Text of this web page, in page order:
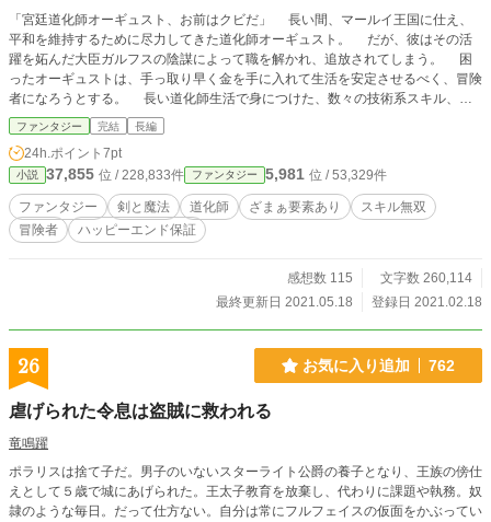
「宮廷道化師オーギュスト、お前はクビだ」 長い間、マールイ王国に仕え、
平和を維持するために尽力してきた道化師オーギュスト。 だが、彼はその活
躍を妬んだ大臣ガルフスの陰謀によって職を解かれ、追放されてしまう。 困
ったオーギュストは、手っ取り早く金を手に入れて生活を安定させるべく、冒険
者になろうとする。 長い道化師生活で身につけた、数々の技術系スキル、知
識系スキル、そしてコネクション。 それはどんな難関も突破し、どんな謎も
明らかにする。 その活躍は、まさに万能！ 死神と呼ばれた凄腕の女戦士を
相棒に、オーギュストはあっという間に、冒険者たちの中から頭角を現し、成り
上がっていく。 一方、国の要であったオーギュストを失ったマールイ王国。
大臣一派は次々と問題を起こし、あるいは起こる事態に対応ができない。
その方法も、人脈も、全てオーギュストが担当していたのだ。 かくしてマー
ルイ王国は傾き、転げ落ちていく。 目次 連載中 全21話 2021年2月17日 23:39
ファンタジー 完結 長編
24h.ポイント 7pt
小説 37,855 位 / 228,833件 ファンタジー 5,981 位 / 53,329件
ファンタジー 剣と魔法 道化師 ざまぁ要素あり
スキル無双
冒険者
ハッピーエンド保証
感想数 115
文字数 260,114
最終更新日 2021.05.18
登録日 2021.02.18
26 お気に入り追加 762
虐げられた令息は盗賊に救われる
竜鳴躍
ポラリスは捨て子だ。男子のいないスターライト公爵の養子となり、王族の傍仕
えとして５歳で城にあげられた。王太子教育を放棄し、代わりに課題や執務。奴
隷のような毎日。だって仕方ない。自分は常にフルフェイスの仮面をかぶってい